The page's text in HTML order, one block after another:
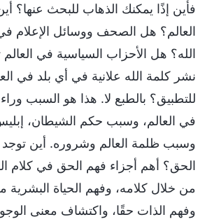
فأين إذًا يمكنك الذهاب للبحث عنها؟
العالم؟ هل الصحف ووسائل الإعلام
الله؟ هل الأحزاب السياسية في
نشر كلمة الله علانية في أي بلد في
للتطبيق؟ بالطبع لا. هذا هو السبب
في العالم، وسبب حكم الشيطان،
وسبب ظلمة العالم وشروره. أين
الحق؟ أهم أجزاء فهم الحق في كلام
من خلال كلامه، وفهم الحياة البشرية
وفهم الذات حقًا، واكتشاف معنى